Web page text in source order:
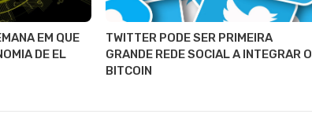
EM QUE
DE EL
TWITTER PODE SER PRIMEIRA
GRANDE REDE SOCIAL A INTEGRAR O
BITCOIN